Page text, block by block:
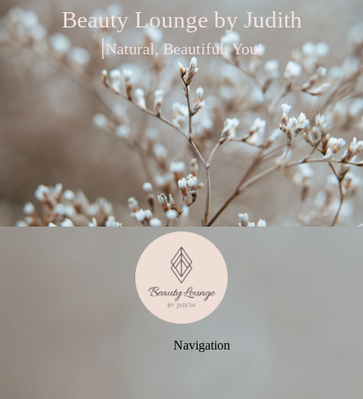
Beauty Lounge by Judith
|Natural, Beautiful, You!
Navigation